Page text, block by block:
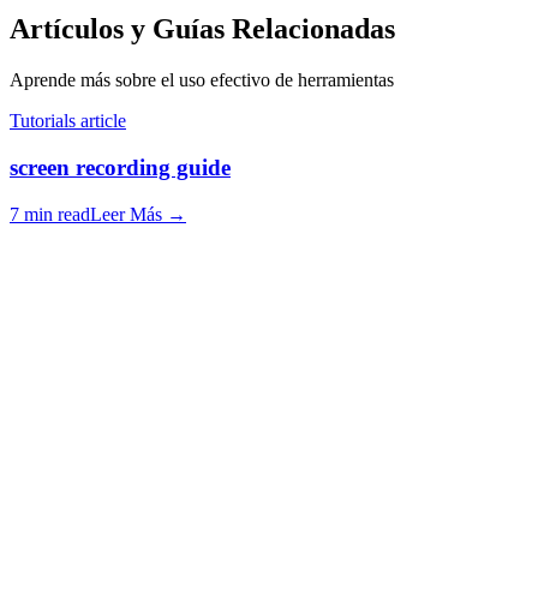
Artículos y Guías Relacionadas
Aprende más sobre el uso efectivo de herramientas
Tutorials article
screen recording guide
7 min readLeer Más →